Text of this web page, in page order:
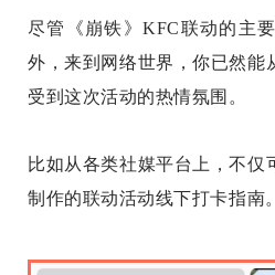
尽管《崩铁》KFC联动的主
外，来到网络世界，你已然能
受到这次活动的热情氛围。
比如从各类社媒平台上，不仅
制作的联动活动线下打卡指南。